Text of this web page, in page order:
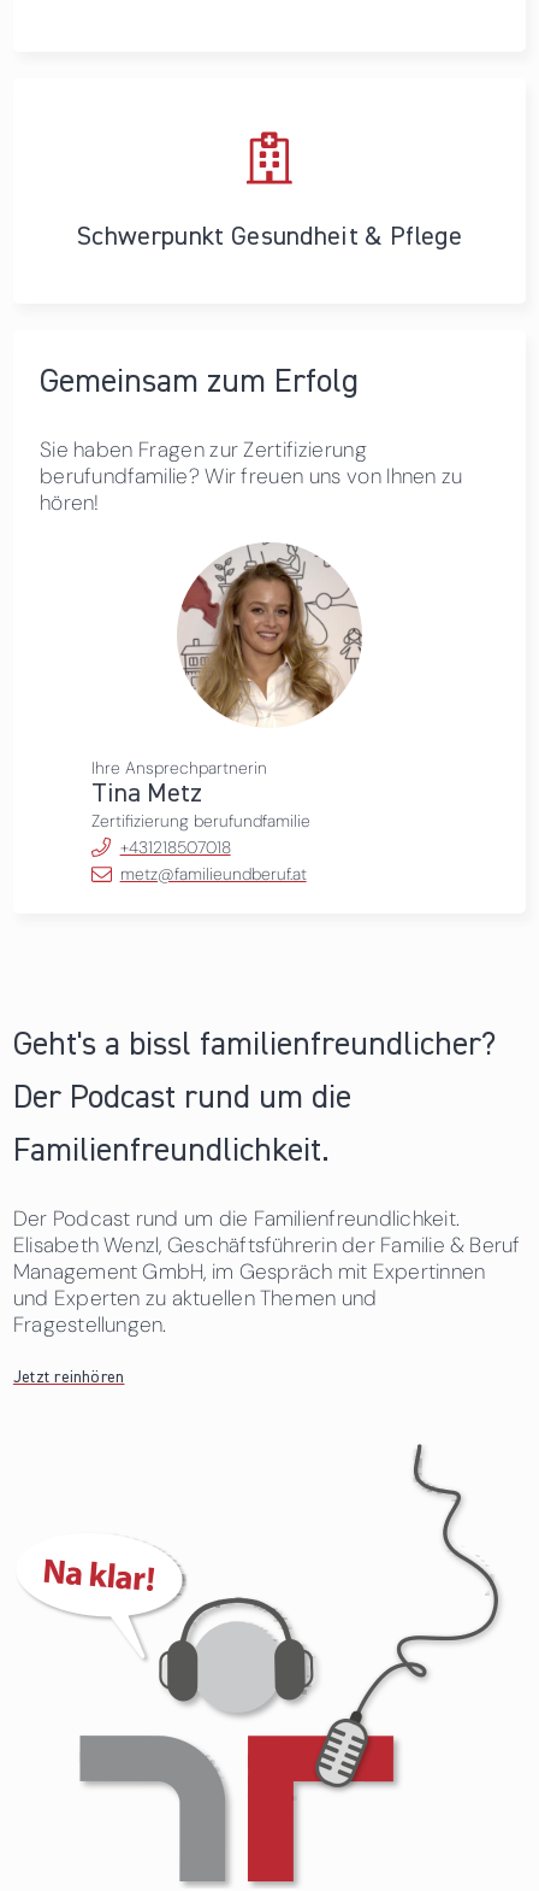
Schwerpunkt Gesundheit & Pflege
Gemeinsam zum Erfolg
Sie haben Fragen zur Zertifizierung
berufundfamilie? Wir freuen uns von Ihnen zu
hören!
Ihre Ansprechpartnerin
Tina Metz
Zertifizierung berufundfamilie
+431218507018
metz@familieundberuf.at
Geht's a bissl familienfreundlicher?
Der Podcast rund um die
Familienfreundlichkeit.
Der Podcast rund um die Familienfreundlichkeit.
Elisabeth Wenzl, Geschäftsführerin der Familie & Beruf
Management GmbH, im Gespräch mit Expertinnen
und Experten zu aktuellen Themen und
Fragestellungen.
Jetzt reinhören